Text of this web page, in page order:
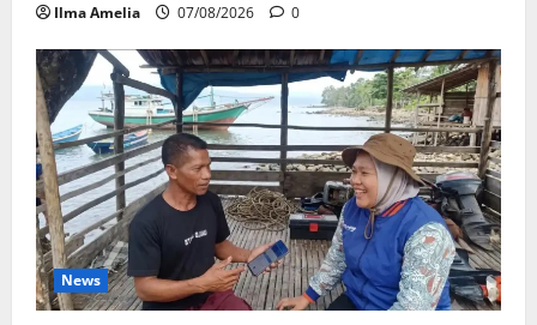
Ilma Amelia 07/08/2026 0
News